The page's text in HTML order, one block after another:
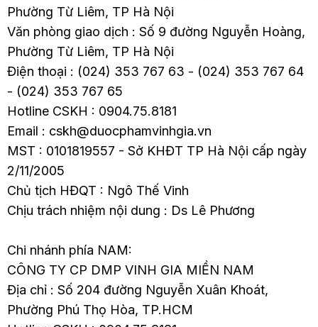
Phường Từ Liêm, TP Hà Nội
Văn phòng giao dịch : Số 9 đường Nguyễn Hoàng,
Phường Từ Liêm, TP Hà Nội
Điện thoại : (024) 353 767 63 - (024) 353 767 64
- (024) 353 767 65
Hotline CSKH : 0904.75.8181
Email : cskh@duocphamvinhgia.vn
MST : 0101819557 - Sở KHĐT TP Hà Nội cấp ngày
2/11/2005
Chủ tịch HĐQT : Ngô Thế Vinh
Chịu trách nhiệm nội dung : Ds Lê Phương
Chi nhánh phía NAM:
CÔNG TY CP DMP VINH GIA MIỀN NAM
Địa chỉ : Số 204 đường Nguyễn Xuân Khoát,
Phường Phú Thọ Hòa, TP.HCM